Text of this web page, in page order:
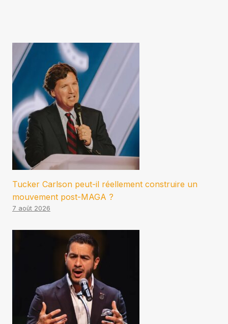
Tucker Carlson peut-il réellement construire un
mouvement post-MAGA ?
7 août 2026